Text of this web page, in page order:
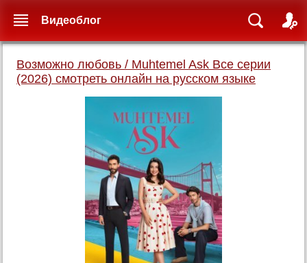
Возможно любовь / Muhtemel Ask Все серии
(2026) смотреть онлайн на русском языке
Видеоблог